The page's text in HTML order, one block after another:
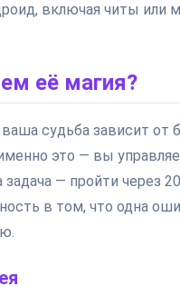
включая читы
её магия?
судьба зависит от
это — вы
— пройти через
в том, что одна